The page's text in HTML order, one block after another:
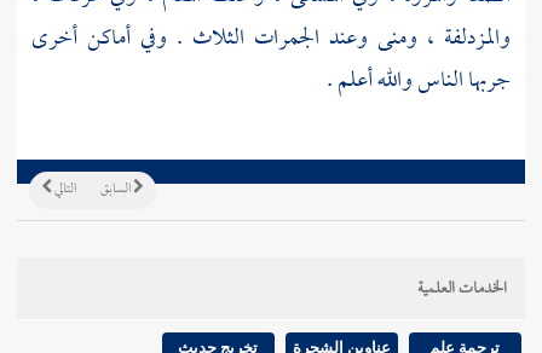
والمزدلفة ، ومنى وعند الجمرات الثلاث . وفي أماكن أخرى
جربها الناس والله أعلم .
التالي السابق
الخدمات العلمية
ترجمة علم عناوين الشجرة تخريج حديث